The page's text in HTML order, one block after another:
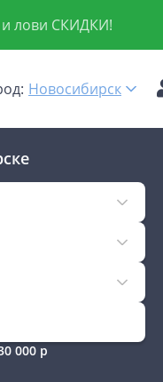
лови СКИДКИ!
Новосибирск
000р